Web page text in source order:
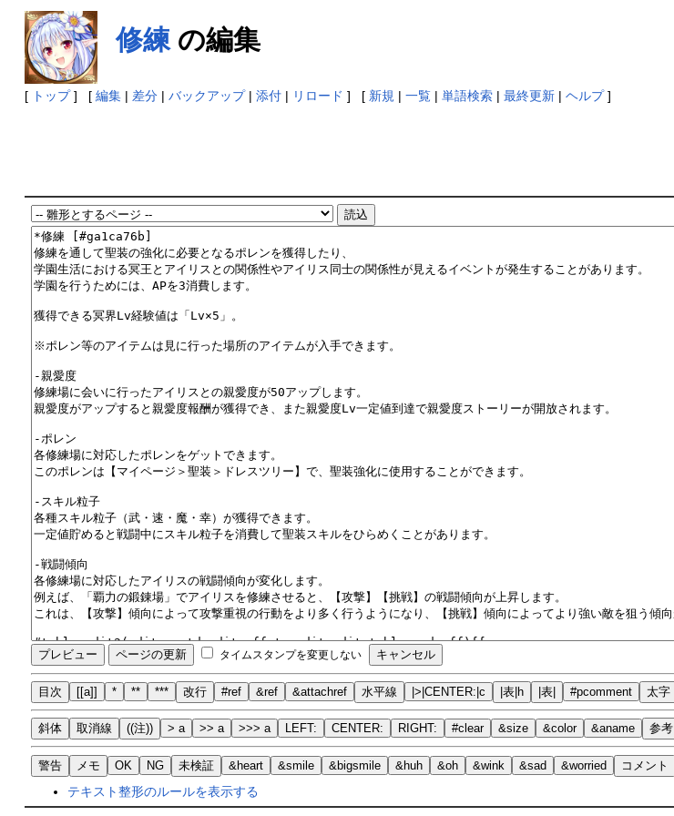
修練の編集
[ トップ] [ 編集| 差分| バックアップ| 添付| リロード ] [ 新規 | 一覧| 単語検索| 最終更新| ヘルプ]
タイムスタンプを変更しない
目次 [[a]] * ** *** 改行 #ref &ref &attachref 水平線 |>|CENTER:|c |表|h |表| #pcomment 太字
斜体 取消線 ((注)) > a >> a >>> a LEFT: CENTER: RIGHT: #clear &size &color &aname 参考
警告 メモ OK NG 未検証 &heart &smile &bigsmile &huh &oh &wink &sad &worried コメント
テキスト整形のルールを表示する